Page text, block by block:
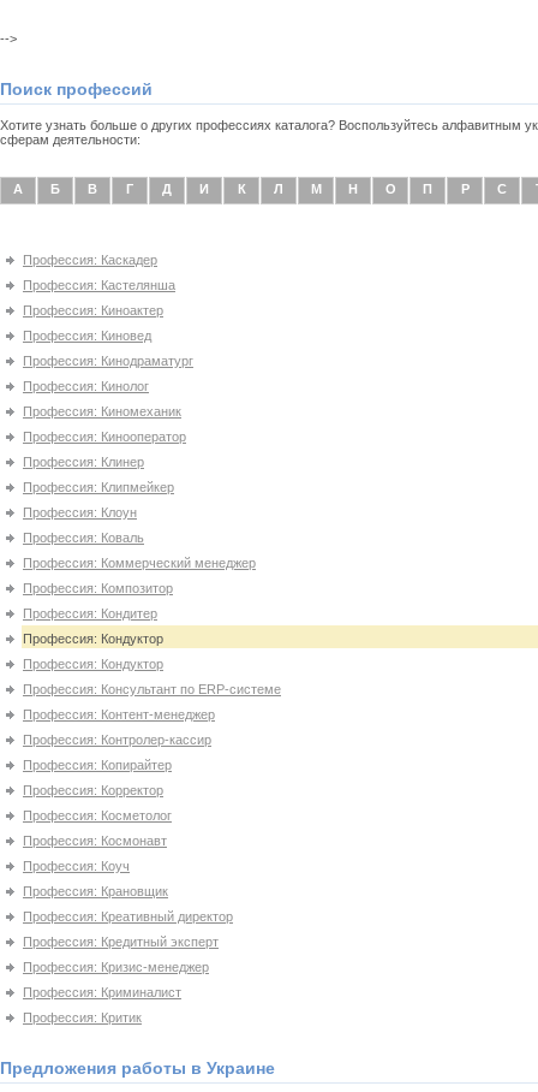
-->
Поиск профессий
Хотите узнать больше о других профессиях каталога? Воспользуйтесь алфавитным
сферам деятельности:
А Б В Г Д И К Л М Н О П Р С
Профессия: Каскадер
Профессия: Кастелянша
Профессия: Киноактер
Профессия: Киновед
Профессия: Кинодраматург
Профессия: Кинолог
Профессия: Киномеханик
Профессия: Кинооператор
Профессия: Клинер
Профессия: Клипмейкер
Профессия: Клоун
Профессия: Коваль
Профессия: Коммерческий менеджер
Профессия: Композитор
Профессия: Кондитер
Профессия: Кондуктор
Профессия: Кондуктор
Профессия: Консультант по ERP-системе
Профессия: Контент-менеджер
Профессия: Контролер-кассир
Профессия: Копирайтер
Профессия: Корректор
Профессия: Косметолог
Профессия: Космонавт
Профессия: Коуч
Профессия: Крановщик
Профессия: Креативный директор
Профессия: Кредитный эксперт
Профессия: Кризис-менеджер
Профессия: Криминалист
Профессия: Критик
Предложения работы в Украине